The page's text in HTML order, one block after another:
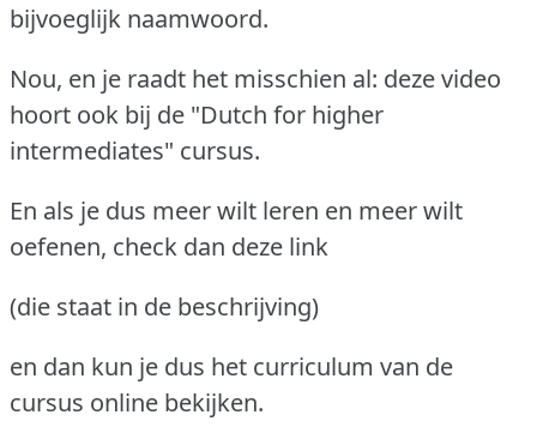
bijvoeglijk naamwoord.
Nou, en je raadt het misschien al: deze video
hoort ook bij de "Dutch for higher
intermediates" cursus.
En als je dus meer wilt leren en meer wilt
oefenen, check dan deze link
(die staat in de beschrijving)
en dan kun je dus het curriculum van de
cursus online bekijken.